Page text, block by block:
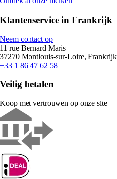
Klantenservice in Frankrijk
Neem contact op
11 rue Bernard Maris
37270 Montlouis-sur-Loire, Frankrijk
+33 1 86 47 62 58
Veilig betalen
Koop met vertrouwen op onze site